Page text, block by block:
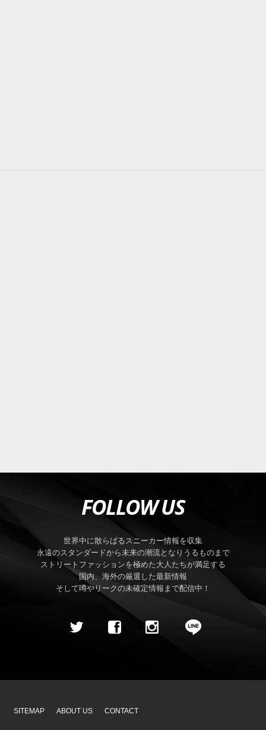
FOLLOW US
世界中に散らばるスニーカー情報を収集
永遠のスタンダードから未来の潮流となりうるものまで
ストリートファッションを極めた大人たちが満足する
国内、海外の厳選した最新情報
そして噂やリークの未確定情報まで配信中！
SITEMAP ABOUT US CONTACT